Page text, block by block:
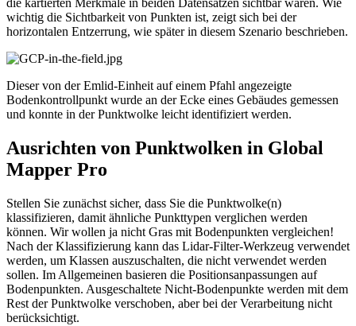
die kartierten Merkmale in beiden Datensätzen sichtbar waren. Wie
wichtig die Sichtbarkeit von Punkten ist, zeigt sich bei der
horizontalen Entzerrung, wie später in diesem Szenario beschrieben.
Dieser von der Emlid-Einheit auf einem Pfahl angezeigte
Bodenkontrollpunkt wurde an der Ecke eines Gebäudes gemessen
und konnte in der Punktwolke leicht identifiziert werden.
Ausrichten von Punktwolken in Global
Mapper Pro
Stellen Sie zunächst sicher, dass Sie die Punktwolke(n)
klassifizieren, damit ähnliche Punkttypen verglichen werden
können. Wir wollen ja nicht Gras mit Bodenpunkten vergleichen!
Nach der Klassifizierung kann das Lidar-Filter-Werkzeug verwendet
werden, um Klassen auszuschalten, die nicht verwendet werden
sollen. Im Allgemeinen basieren die Positionsanpassungen auf
Bodenpunkten. Ausgeschaltete Nicht-Bodenpunkte werden mit dem
Rest der Punktwolke verschoben, aber bei der Verarbeitung nicht
berücksichtigt.